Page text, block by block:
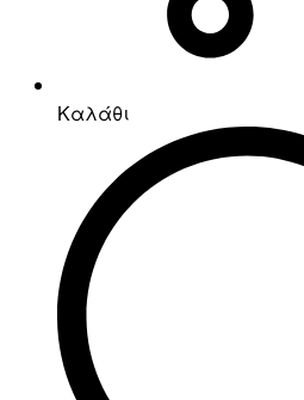
Καλάθι